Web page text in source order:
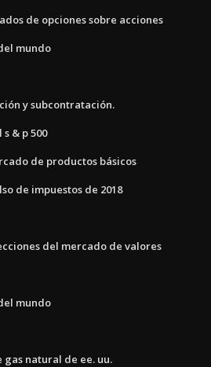
de opciones sobre acciones
mundo
y subcontratación.
& p 500
de productos básicos
de impuestos de 2018
del mercado de valores
mundo
natural de ee. uu.